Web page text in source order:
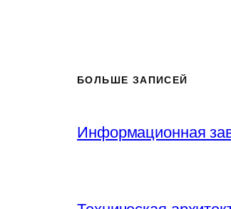
БОЛЬШЕ ЗАПИСЕЙ
Информационная